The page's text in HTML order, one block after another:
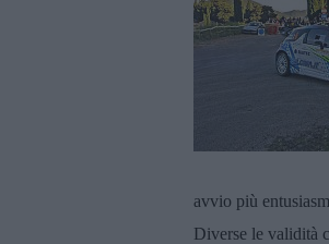
avvio più
Diverse le validità